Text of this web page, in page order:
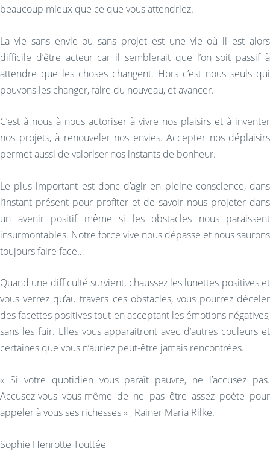
beaucoup mieux que ce que vous attendriez.
La vie sans envie ou sans projet est une vie où il est alors
difficile d’être acteur car il semblerait que l’on soit passif à
attendre que les choses changent. Hors c’est nous seuls qui
pouvons les changer, faire du nouveau, et avancer.
C’est à nous à nous autoriser à vivre nos plaisirs et à inventer
nos projets, à renouveler nos envies. Accepter nos déplaisirs
permet aussi de valoriser nos instants de bonheur.
Le plus important est donc d’agir en pleine conscience, dans
l’instant présent pour profiter et de savoir nous projeter dans
un avenir positif même si les obstacles nous paraissent
insurmontables. Notre force vive nous dépasse et nous saurons
toujours faire face…
Quand une difficulté survient, chaussez les lunettes positives et
vous verrez qu’au travers ces obstacles, vous pourrez déceler
des facettes positives tout en acceptant les émotions négatives,
sans les fuir. Elles vous apparaitront avec d’autres couleurs et
certaines que vous n’auriez peut-être jamais rencontrées.
« Si votre quotidien vous paraît pauvre, ne l’accusez pas.
Accusez-vous vous-même de ne pas être assez poète pour
appeler à vous ses richesses » , Rainer Maria Rilke.
Sophie Henrotte Touttée